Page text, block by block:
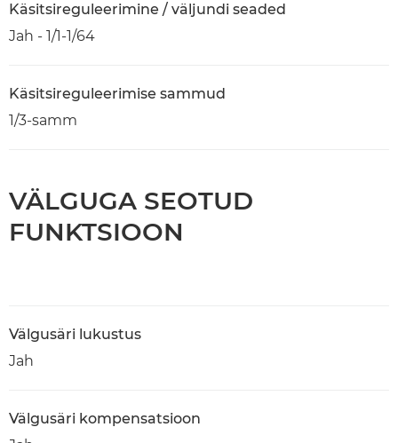
Käsitsireguleerimine / väljundi seaded
Jah - 1/1-1/64
Käsitsireguleerimise sammud
1/3-samm
VÄLGUGA SEOTUD
FUNKTSIOON
Välgusäri lukustus
Jah
Välgusäri kompensatsioon